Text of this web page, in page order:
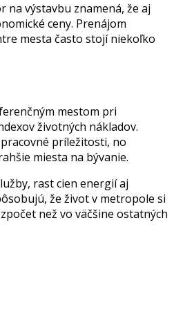
na výstavbu znamená, že aj
ceny. Prenájom
mesta často stojí niekoľko
mestom pri
životných nákladov.
príležitosti, no
miesta na bývanie.
rast cien energií aj
že život v metropole si
než vo väčšine ostatných